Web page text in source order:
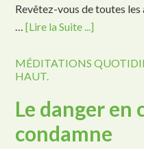
Revêtez-vous de toutes
…[Lire la Suite ...]
MÉDITATIONS
HAUT.
Le danger en
condamne